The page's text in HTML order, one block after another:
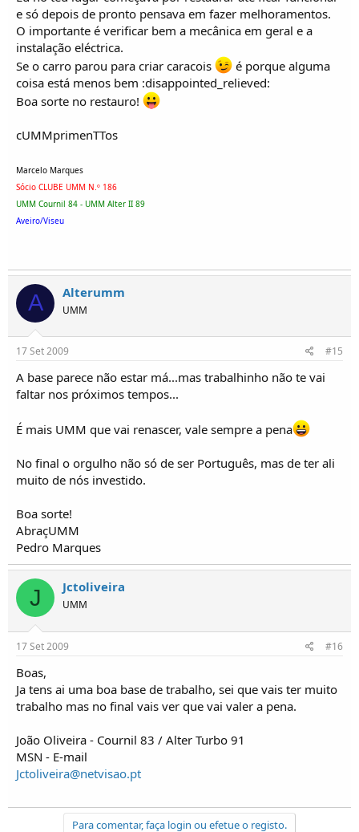
e só depois de pronto pensava em fazer melhoramentos.
O importante é verificar bem a mecânica em geral e a
instalação eléctrica.
Se o carro parou para criar caracois
é porque alguma
coisa está menos bem :disappointed_relieved:
Boa sorte no restauro!
cUMMprimenTTos
Marcelo Marques
Sócio CLUBE UMM N.º 186
UMM Cournil 84 - UMM Alter II 89
Aveiro/Viseu
A Alterumm
UMM
17 Set 2009 #15
A base parece não estar má...mas trabalhinho não te vai
faltar nos próximos tempos...
É mais UMM que vai renascer, vale sempre a pena
No final o orgulho não só de ser Português, mas de ter ali
muito de nós investido.
Boa sorte!
AbraçUMM
Pedro Marques
J Jctoliveira
UMM
17 Set 2009 #16
Boas,
Ja tens ai uma boa base de trabalho, sei que vais ter muito
trabalho mas no final vais ver que vai valer a pena.
João Oliveira - Cournil 83 / Alter Turbo 91
MSN - E-mail
Jctoliveira@netvisao.pt
Para comentar, faça login ou efetue o registo.